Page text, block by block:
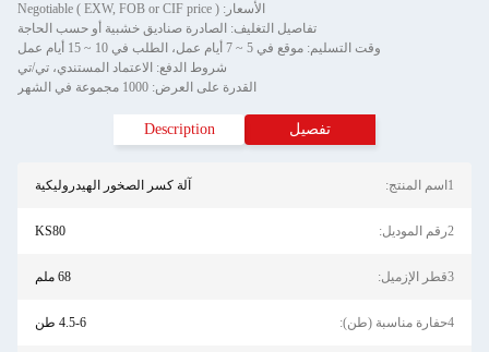
الأسعار: Negotiable ( EXW, FOB or CIF price )
تفاصيل التغليف: الصادرة صناديق خشبية أو حسب الحاجة
وقت التسليم: موقع في 5 ~ 7 أيام عمل، الطلب في 10 ~ 15 أيام عمل
شروط الدفع: الاعتماد المستندي، تي/تي
القدرة على العرض: 1000 مجموعة في الشهر
تفصيل Description
1اسم المنتج: آلة كسر الصخور الهيدروليكية
2رقم الموديل: KS80
3قطر الإزميل: 68 ملم
4حفارة مناسبة (طن): 4.5-6 طن